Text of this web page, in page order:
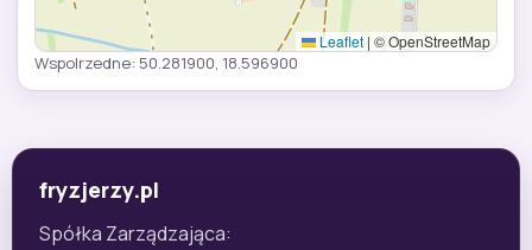
Leaflet | © OpenStreetMap
Wspolrzedne: 50.281900, 18.596900
fryzjerzy.pl
Spółka Zarządzająca: